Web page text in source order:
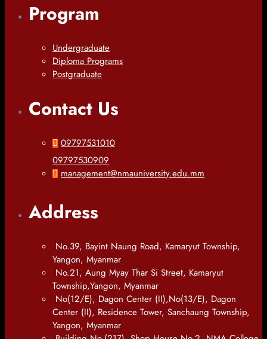
Program
Undergraduate
Diploma Programs
Postgraduate
Contact Us
09797531010
09797530909
management@nmauniversity.edu.mm
Address
No.39, Bayint Naung Road, Kamaryut Township,
Yangon, Myanmar
No.21, Aung Myay Thar Si Street, Kamaryut
Township,Yangon, Myanmar
No(12/E), Dagon Center (II),No(13/E), Dagon
Center (II), Residence Tower, Sanchaung Township,
Yangon, Myanmar